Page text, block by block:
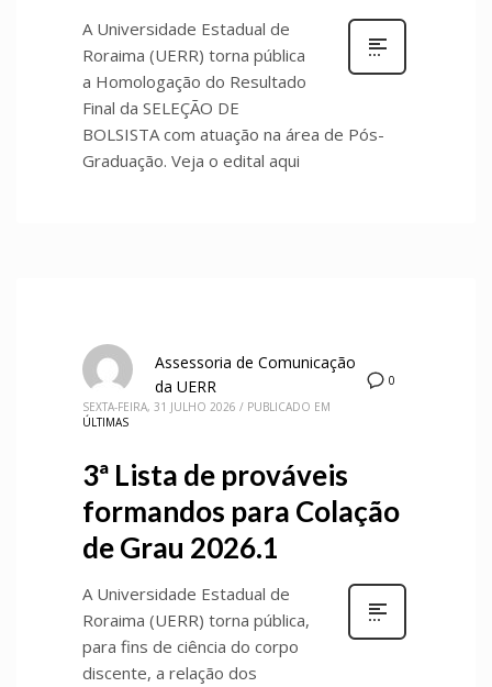
A Universidade Estadual de
Roraima (UERR) torna pública
a Homologação do Resultado
Final da SELEÇÃO DE
BOLSISTA com atuação na área de Pós-
Graduação. Veja o edital aqui
0
Assessoria de Comunicação
da UERR
SEXTA-FEIRA, 31 JULHO 2026 / PUBLICADO EM
ÚLTIMAS
3ª Lista de prováveis
formandos para Colação
de Grau 2026.1
A Universidade Estadual de
Roraima (UERR) torna pública,
para fins de ciência do corpo
discente, a relação dos